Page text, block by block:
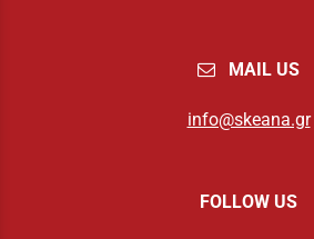
MAIL US
info@skeana.gr
FOLLOW US